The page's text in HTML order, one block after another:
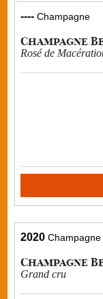
---- Champagne
Champagne
Rosé de
2020 Champagne
Champagne
Grand cru